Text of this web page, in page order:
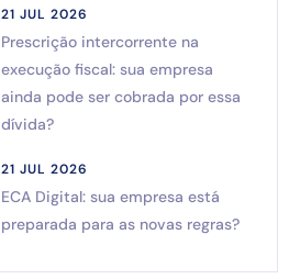
21 JUL 2026
Prescrição intercorrente na
execução fiscal: sua empresa
ainda pode ser cobrada por essa
dívida?
21 JUL 2026
ECA Digital: sua empresa está
preparada para as novas regras?